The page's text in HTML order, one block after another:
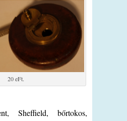
20 eFt.
Sheffield, bőrtokos,